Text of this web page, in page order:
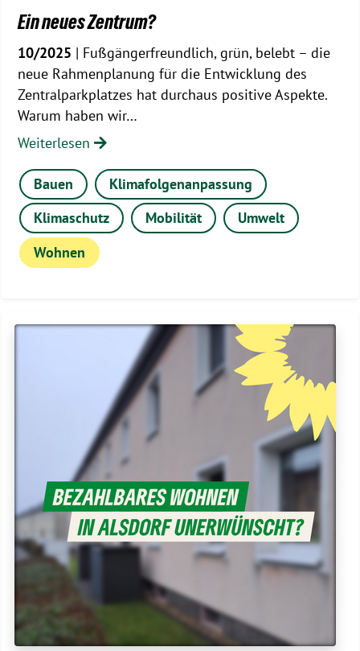
Ein neues Zentrum?
10/2025 | Fußgängerfreundlich, grün, belebt – die
neue Rahmenplanung für die Entwicklung des
Zentralparkplatzes hat durchaus positive Aspekte.
Warum haben wir…
Weiterlesen
Bauen
Klimafolgenanpassung
Klimaschutz
Mobilität
Umwelt
Wohnen